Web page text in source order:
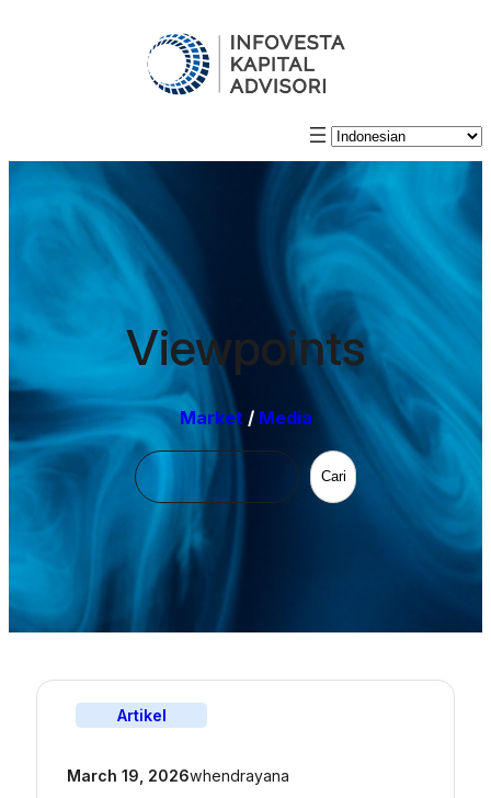
Viewpoints
Market / Media
Cari
Artikel
March 19, 2026whendrayana